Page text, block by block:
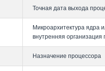
Точная дата выхода
Микроархитектура ядра
внутренняя организация
Назначение процессора